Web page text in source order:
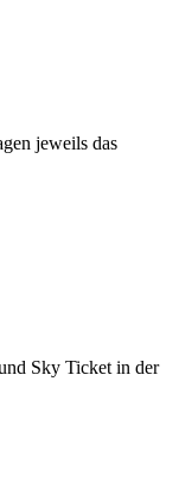
jeweils das
Sky Ticket in der